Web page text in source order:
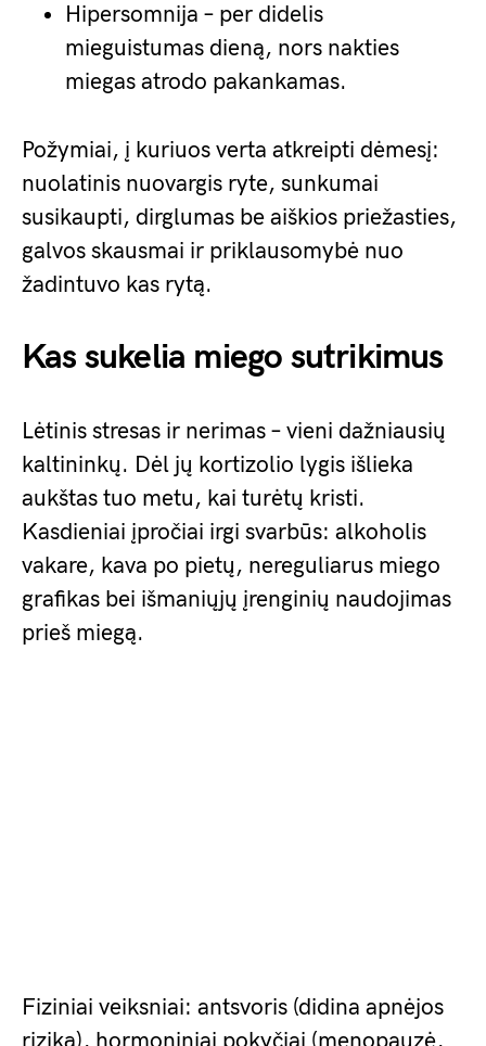
Hipersomnija – per didelis
mieguistumas dieną, nors nakties
miegas atrodo pakankamas.
Požymiai, į kuriuos verta atkreipti dėmesį:
nuolatinis nuovargis ryte, sunkumai
susikaupti, dirglumas be aiškios priežasties,
galvos skausmai ir priklausomybė nuo
žadintuvo kas rytą.
Kas sukelia miego sutrikimus
Lėtinis stresas ir nerimas – vieni dažniausių
kaltininkų. Dėl jų kortizolio lygis išlieka
aukštas tuo metu, kai turėtų kristi.
Kasdieniai įpročiai irgi svarbūs: alkoholis
vakare, kava po pietų, nereguliarus miego
grafikas bei išmaniųjų įrenginių naudojimas
prieš miegą.
Fiziniai veiksniai: antsvoris (didina apnėjos